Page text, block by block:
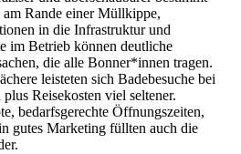
Rande einer Müllkippe,
in die Infrastruktur und
im Betrieb können deutliche
die alle Bonner*innen tragen.
leisteten sich Badebesuche bei
plus Reisekosten viel seltener.
bedarfsgerechte Öffnungszeiten,
gutes Marketing füllten auch die